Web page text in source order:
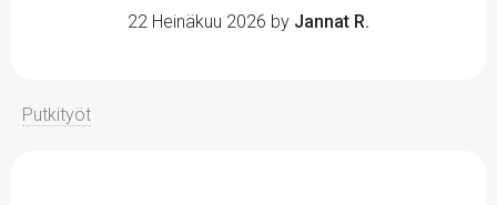
22 Heinäkuu 2026 by Jannat R.
Putkityöt